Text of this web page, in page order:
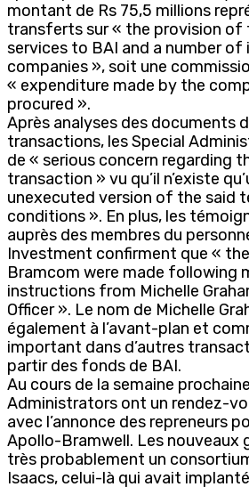
montant de Rs 75,5 millions
transferts sur « the provision of
services to BAI and a number of
companies », soit une
« expenditure made by the
procured ».
Après analyses des documents
transactions, les Special
de « serious concern regarding
transaction » vu qu’il n’existe
unexecuted version of the said
conditions ». En plus, les
auprès des membres du
Investment confirment que «
Bramcom were made following
instructions from Michelle
Officer ». Le nom de Michelle
également à l’avant-plan et
important dans d’autres
partir des fonds de BAI.
Au cours de la semaine
Administrators ont un rendez-
avec l’annonce des repreneurs
Apollo-Bramwell. Les nouveaux
très probablement un
Isaacs, celui-là qui avait